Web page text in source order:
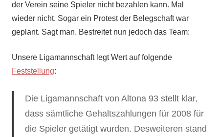
der Verein seine Spieler nicht bezahlen kann. Mal
wieder nicht. Sogar ein Protest der Belegschaft war
geplant. Sagt man. Bestreitet nun jedoch das Team:
Unsere Ligamannschaft legt Wert auf folgende
Feststellung:
Die Ligamannschaft von Altona 93 stellt klar,
dass sämtliche Gehaltszahlungen für 2008 für
die Spieler getätigt wurden. Desweiteren stand